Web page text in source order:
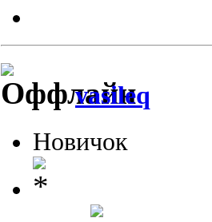
vasileq
Новичок